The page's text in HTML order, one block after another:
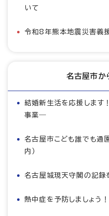
いて
令和8年熊本地震災害義
名古屋市か
結婚新生活を応援しま
事業―
名古屋市こども誰でも通
内）
名古屋城現天守閣の記録
熱中症を予防しましょう！